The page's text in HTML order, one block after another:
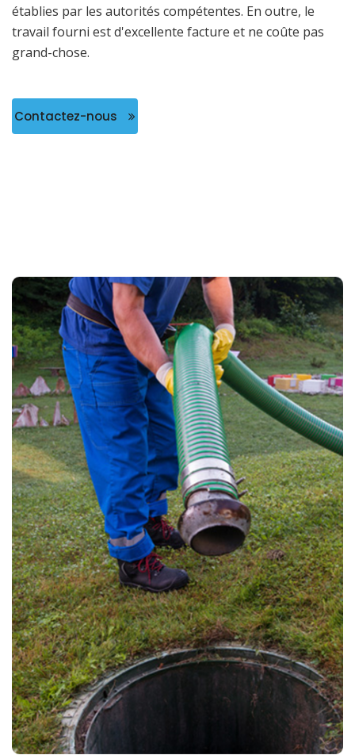
établies par les autorités compétentes. En outre, le
travail fourni est d'excellente facture et ne coûte pas
grand-chose.
Contactez-nous